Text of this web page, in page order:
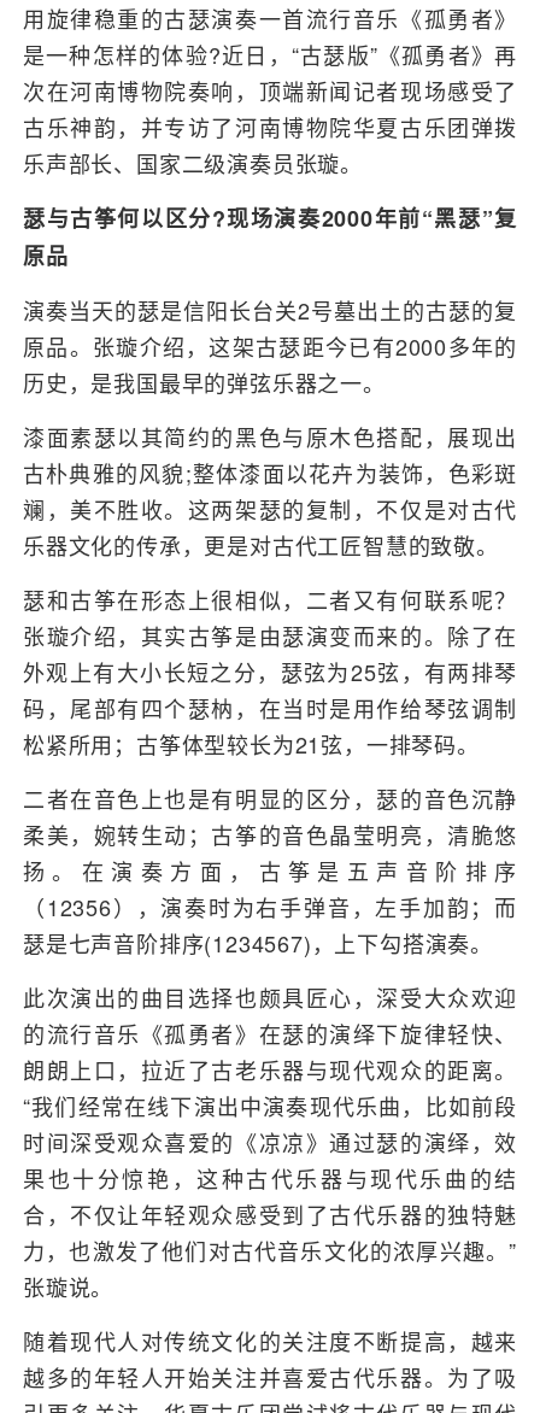
用旋律稳重的古瑟演奏一首流行音乐《孤勇者》
是一种怎样的体验?近日，“古瑟版”《孤勇者》再
次在河南博物院奏响，顶端新闻记者现场感受了
古乐神韵，并专访了河南博物院华夏古乐团弹拨
乐声部长、国家二级演奏员张璇。
瑟与古筝何以区分?现场演奏2000年前“黑瑟”复
原品
演奏当天的瑟是信阳长台关2号墓出土的古瑟的复
原品。张璇介绍，这架古瑟距今已有2000多年的
历史，是我国最早的弹弦乐器之一。
漆面素瑟以其简约的黑色与原木色搭配，展现出
古朴典雅的风貌;整体漆面以花卉为装饰，色彩斑
斓，美不胜收。这两架瑟的复制，不仅是对古代
乐器文化的传承，更是对古代工匠智慧的致敬。
瑟和古筝在形态上很相似，二者又有何联系呢？
张璇介绍，其实古筝是由瑟演变而来的。除了在
外观上有大小长短之分，瑟弦为25弦，有两排琴
码，尾部有四个瑟枘，在当时是用作给琴弦调制
松紧所用；古筝体型较长为21弦，一排琴码。
二者在音色上也是有明显的区分，瑟的音色沉静
柔美，婉转生动；古筝的音色晶莹明亮，清脆悠
扬。在演奏方面，古筝是五声音阶排序
（12356），演奏时为右手弹音，左手加韵；而
瑟是七声音阶排序(1234567)，上下勾搭演奏。
此次演出的曲目选择也颇具匠心，深受大众欢迎
的流行音乐《孤勇者》在瑟的演绎下旋律轻快、
朗朗上口，拉近了古老乐器与现代观众的距离。
“我们经常在线下演出中演奏现代乐曲，比如前段
时间深受观众喜爱的《凉凉》通过瑟的演绎，效
果也十分惊艳，这种古代乐器与现代乐曲的结
合，不仅让年轻观众感受到了古代乐器的独特魅
力，也激发了他们对古代音乐文化的浓厚兴趣。”
张璇说。
随着现代人对传统文化的关注度不断提高，越来
越多的年轻人开始关注并喜爱古代乐器。为了吸